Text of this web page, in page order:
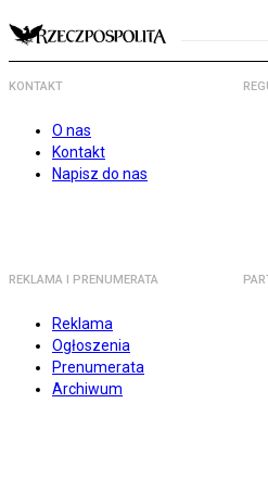
KONTAKT
O nas
Kontakt
Napisz do nas
REKLAMA I PRENUMERATA
Reklama
Ogłoszenia
Prenumerata
Archiwum